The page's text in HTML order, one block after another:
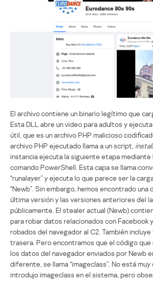
El archivo contiene un binario legítimo que
Esta DLL abre un video para adultos y
útil, que es un archivo PHP malicioso
archivo PHP ejecutado llama a un script,
instancia ejecuta la siguiente etapa mediante
comando PowerShell. Esta capa se llama
“runalayer” y ejecuta lo que parece ser la
“Newb”. Sin embargo, hemos encontrado
última versión y las versiones anteriores del
públicamente. El stealer actual (Newb)
para robar datos relacionados con Facebook
robados del navegador al C2. También
trasera. Pero encontramos que el código
los datos del navegador enviados por Newb
diferente, se llama “imageclass”. No está
introdujo imageclass en el sistema, pero